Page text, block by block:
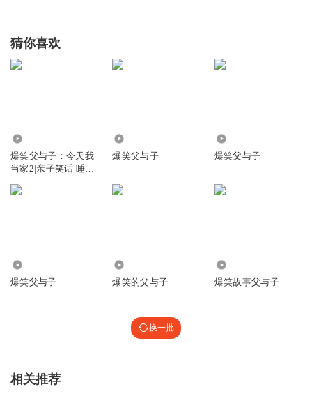
听友389136898
👌👌👌👌👌👌👌👌👌👌👌👌👌👌👌👌👌👌👌👌👌👌👌👌👌👌
👌👌👌👌👌👌👌👌👌👌👌👌👌👌👌👌👌👌👌👌👌👌👌👌👌👌
👌👌👌👌👌👌👌👌👌👌👌👌👌👌👌👌👌👌👌👌
回复 2025-01-08
生日快乐猛蹬125
🤣🤣🤣🤣🤣🤣🤣🤣🤣🤣🤣🤣🤣🤣🤣🤣🤣🤣🤣🤣🤣🤣🤣🤣🤣🤣
🤣🤣🤣🤣🤣🤣🤣🤣🤣🤣🤣🤣🤣🤣🤣🤣🤣🤣🤣🤣🤣🤣🤣🤣🤣🤣
猜你喜欢
爆笑父与子：今天我
当家2|亲子笑话|睡前
爆笑父与子 爆笑父与子
爆笑父与子 爆笑的父与子 爆笑故事父与子
换一批
相关推荐